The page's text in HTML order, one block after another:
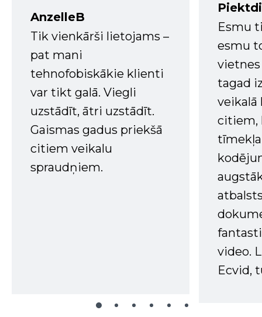
AnzelleB
Tik vienkārši lietojams –
pat mani
tehnofobiskākie klienti
var tikt galā. Viegli
uzstādīt, ātri uzstādīt.
Gaismas gadus priekšā
citiem veikalu
spraudņiem.
Esmu
esmu
tagad
veikalā
citiem,
tīmekļa
video.
Ecvid,